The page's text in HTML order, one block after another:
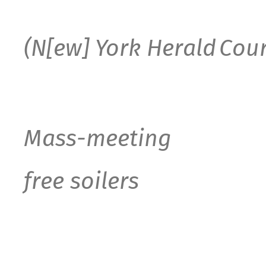
(N[ew] York Herald
Mass-meeting
free soilers